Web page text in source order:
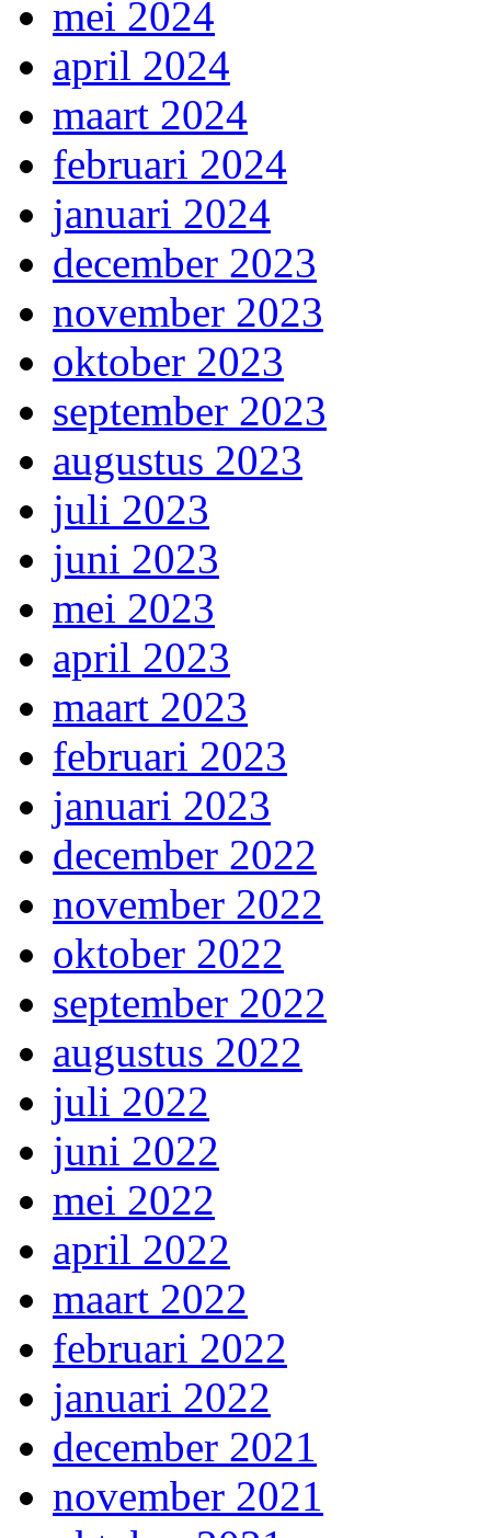
mei 2024
april 2024
maart 2024
februari 2024
januari 2024
december 2023
november 2023
oktober 2023
september 2023
augustus 2023
juli 2023
juni 2023
mei 2023
april 2023
maart 2023
februari 2023
januari 2023
december 2022
november 2022
oktober 2022
september 2022
augustus 2022
juli 2022
juni 2022
mei 2022
april 2022
maart 2022
februari 2022
januari 2022
december 2021
november 2021